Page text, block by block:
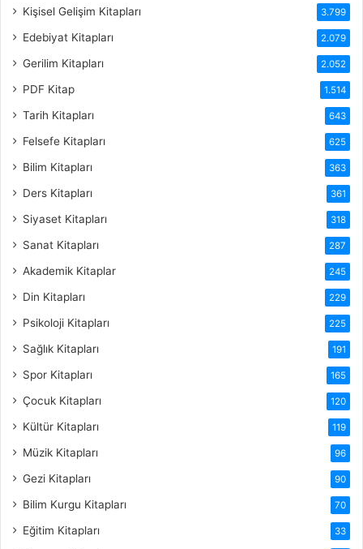
Kişisel Gelişim Kitapları 3.799
Edebiyat Kitapları 2.079
Gerilim Kitapları 2.052
PDF Kitap 1.514
Tarih Kitapları 643
Felsefe Kitapları 625
Bilim Kitapları 363
Ders Kitapları 361
Siyaset Kitapları 318
Sanat Kitapları 287
Akademik Kitaplar 245
Din Kitapları 229
Psikoloji Kitapları 225
Sağlık Kitapları 191
Spor Kitapları 165
Çocuk Kitapları 120
Kültür Kitapları 119
Müzik Kitapları 96
Gezi Kitapları 90
Bilim Kurgu Kitapları 70
Eğitim Kitapları 33